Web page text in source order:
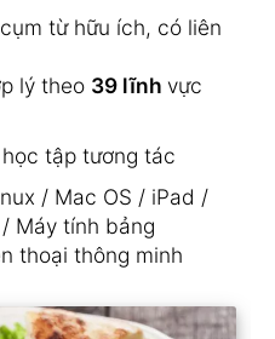
từ hữu ích, có liên
lý theo 39 lĩnh vực
tập tương tác
/ Mac OS / iPad /
Máy tính bảng
thoại thông minh